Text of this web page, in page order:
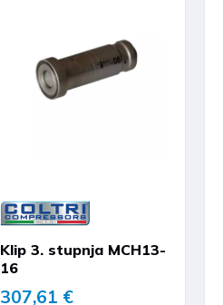
Klip 3. stupnja MCH13-
16
307,61 €